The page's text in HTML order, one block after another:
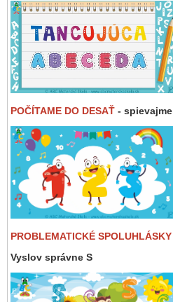
POČÍTAME DO DESAŤ - spievajme
PROBLEMATICKÉ SPOLUHLÁSKY
Vyslov správne S